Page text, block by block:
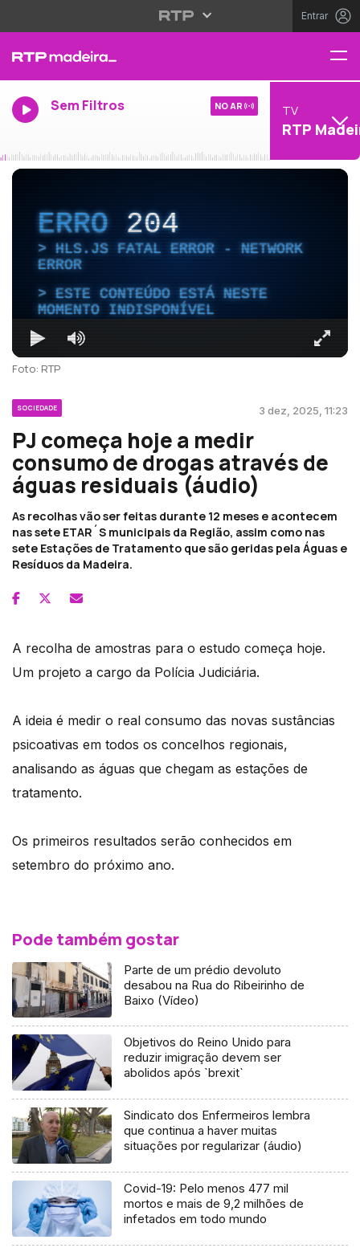
Entrar
Sem Filtros NO AR TV
RTP
ERRO204
HLS.JS FATAL ERROR - NETWORK
ERROR
ESTE CONTEÚDO ESTÁ NESTE
MOMENTO INDISPONÍVEL
Foto: RTP
SOCIEDADE 3 dez, 2025, 11:23
PJ começa hoje a medir
consumo de drogas através de
águas residuais (áudio)
As recolhas vão ser feitas durante 12 meses e acontecem
nas sete ETAR´S municipais da Região, assim como nas
sete Estações de Tratamento que são geridas pela Águas e
Resíduos da Madeira.
A recolha de amostras para o estudo começa hoje.
Um projeto a cargo da Polícia Judiciária.
A ideia é medir o real consumo das novas sustâncias
psicoativas em todos os concelhos regionais,
analisando as águas que chegam as estações de
tratamento.
Os primeiros resultados serão conhecidos em
setembro do próximo ano.
Pode também gostar
Parte de um prédio devoluto
desabou na Rua do Ribeirinho de
Baixo (Vídeo)
Objetivos do Reino Unido para
reduzir imigração devem ser
abolidos após `brexit`
Sindicato dos Enfermeiros lembra
que continua a haver muitas
situações por regularizar (áudio)
Covid-19: Pelo menos 477 mil
mortos e mais de 9,2 milhões de
infetados em todo mundo